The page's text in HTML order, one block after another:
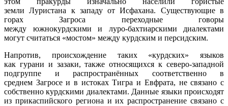
земли Луристана к западу от Исфахана. Существующие в
горах Загроса переходные говоры
между южнокурдскими и луро-бахтиарскими диалектами
могут считаться «мостом» между курдским и персидским.
Напротив, происхождение таких «курдских» языков
как гурани и зазаки, также относящихся к северо-западной
подгруппе и распространённых соответственно в
среднем Загросе и в истоках Тигра и Евфрата, не связано с
собственно курдскими диалектами. Данные языки происходят
из прикаспийского региона и их распространение связано с